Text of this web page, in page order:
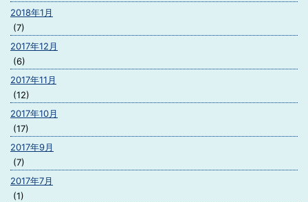
2018年1月
(7)
2017年12月
(6)
2017年11月
(12)
2017年10月
(17)
2017年9月
(7)
2017年7月
(1)